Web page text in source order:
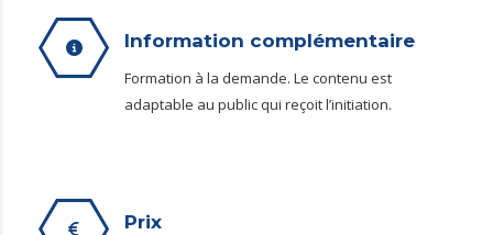
Information complémentaire
Formation à la demande. Le contenu est
adaptable au public qui reçoit l’initiation.
Prix